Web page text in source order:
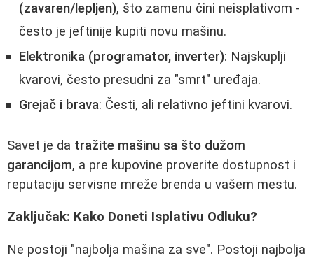
(zavaren/lepljen), što zamenu čini neisplativom -
često je jeftinije kupiti novu mašinu.
Elektronika (programator, inverter): Najskuplji
kvarovi, često presudni za "smrt" uređaja.
Grejač i brava: Česti, ali relativno jeftini kvarovi.
Savet je da tražite mašinu sa što dužom
garancijom, a pre kupovine proverite dostupnost i
reputaciju servisne mreže brenda u vašem mestu.
Zaključak: Kako Doneti Isplativu Odluku?
Ne postoji "najbolja mašina za sve". Postoji najbolja